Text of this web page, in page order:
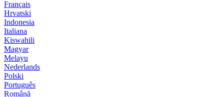
Français
Hrvatski
Indonesia
Italiana
Kiswahili
Magyar
Melayu
Nederlands
Polski
Português
Română